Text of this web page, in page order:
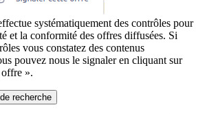
systématiquement des contrôles pour
et la conformité des offres diffusées. Si
vous constatez des contenus
pouvez nous le signaler en cliquant sur
».
recherche